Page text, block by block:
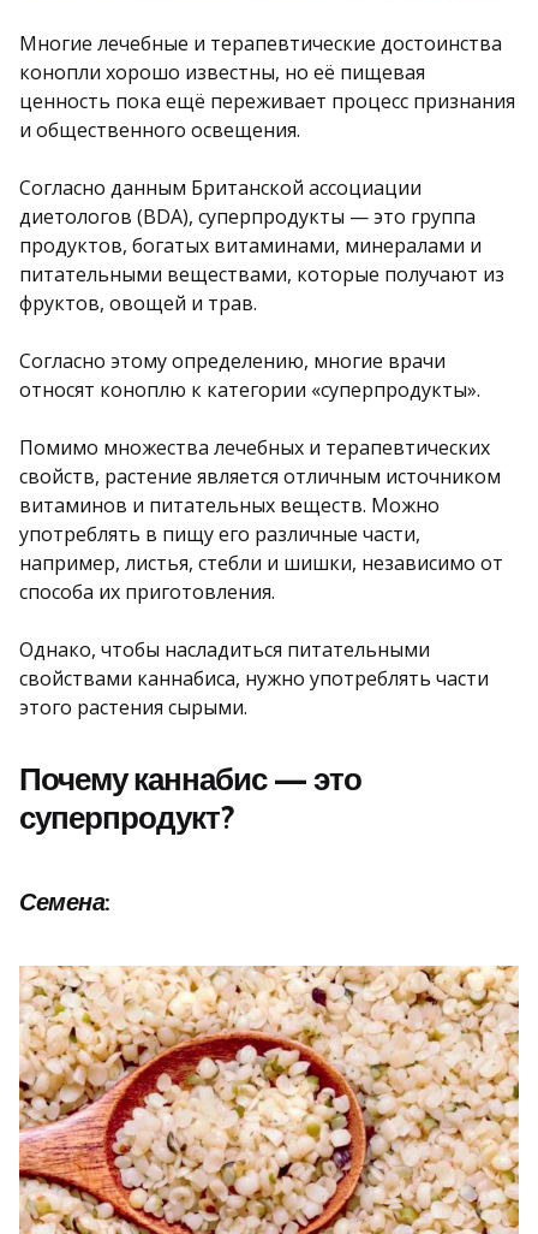
Многие лечебные и терапевтические достоинства
конопли хорошо известны, но её пищевая
ценность пока ещё переживает процесс признания
и общественного освещения.
Согласно данным Британской ассоциации
диетологов (BDA), суперпродукты — это группа
продуктов, богатых витаминами, минералами и
питательными веществами, которые получают из
фруктов, овощей и трав.
Согласно этому определению, многие врачи
относят коноплю к категории «суперпродукты».
Помимо множества лечебных и терапевтических
свойств, растение является отличным источником
витаминов и питательных веществ. Можно
употреблять в пищу его различные части,
например, листья, стебли и шишки, независимо от
способа их приготовления.
Однако, чтобы насладиться питательными
свойствами каннабиса, нужно употреблять части
этого растения сырыми.
Почему каннабис — это
суперпродукт?
Семена: